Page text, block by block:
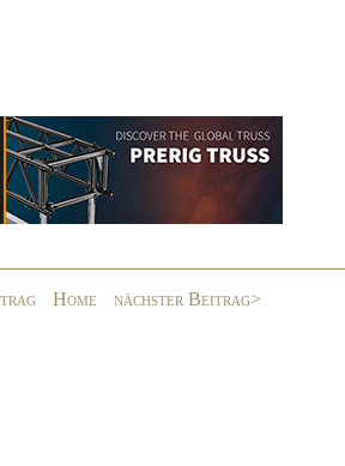
Home nächster Beitrag>